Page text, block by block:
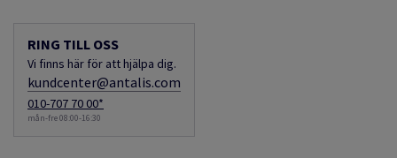
RING TILL OSS
Vi finns här för att hjälpa dig.
kundcenter@antalis.com
010-707 70 00*
mån-fre 08:00-16:30